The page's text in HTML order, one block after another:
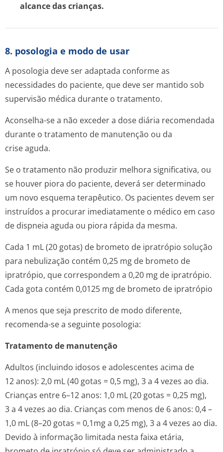
alcance das crianças.
8. posologia e modo de usar
A posologia deve ser adaptada conforme as
necessidades do paciente, que deve ser mantido sob
supervisão médica durante o tratamento.
Aconselha-se a não exceder a dose diária recomendada
durante o tratamento de manutenção ou da
crise aguda.
Se o tratamento não produzir melhora significativa, ou
se houver piora do paciente, deverá ser determinado
um novo esquema terapêutico. Os pacientes devem ser
instruídos a procurar imediatamente o médico em caso
de dispneia aguda ou piora rápida da mesma.
Cada 1 mL (20 gotas) de brometo de ipratrópio solução
para nebulização contém 0,25 mg de brometo de
ipratrópio, que correspondem a 0,20 mg de ipratrópio.
Cada gota contém 0,0125 mg de brometo de ipratrópio
A menos que seja prescrito de modo diferente,
recomenda-se a seguinte posologia:
Tratamento de manutenção
Adultos (incluindo idosos e adolescentes acima de
12 anos): 2,0 mL (40 gotas = 0,5 mg), 3 a 4 vezes ao dia.
Crianças entre 6–12 anos: 1,0 mL (20 gotas = 0,25 mg),
3 a 4 vezes ao dia. Crianças com menos de 6 anos: 0,4 –
1,0 mL (8–20 gotas = 0,1mg a 0,25 mg), 3 a 4 vezes ao dia.
Devido à informação limitada nesta faixa etária,